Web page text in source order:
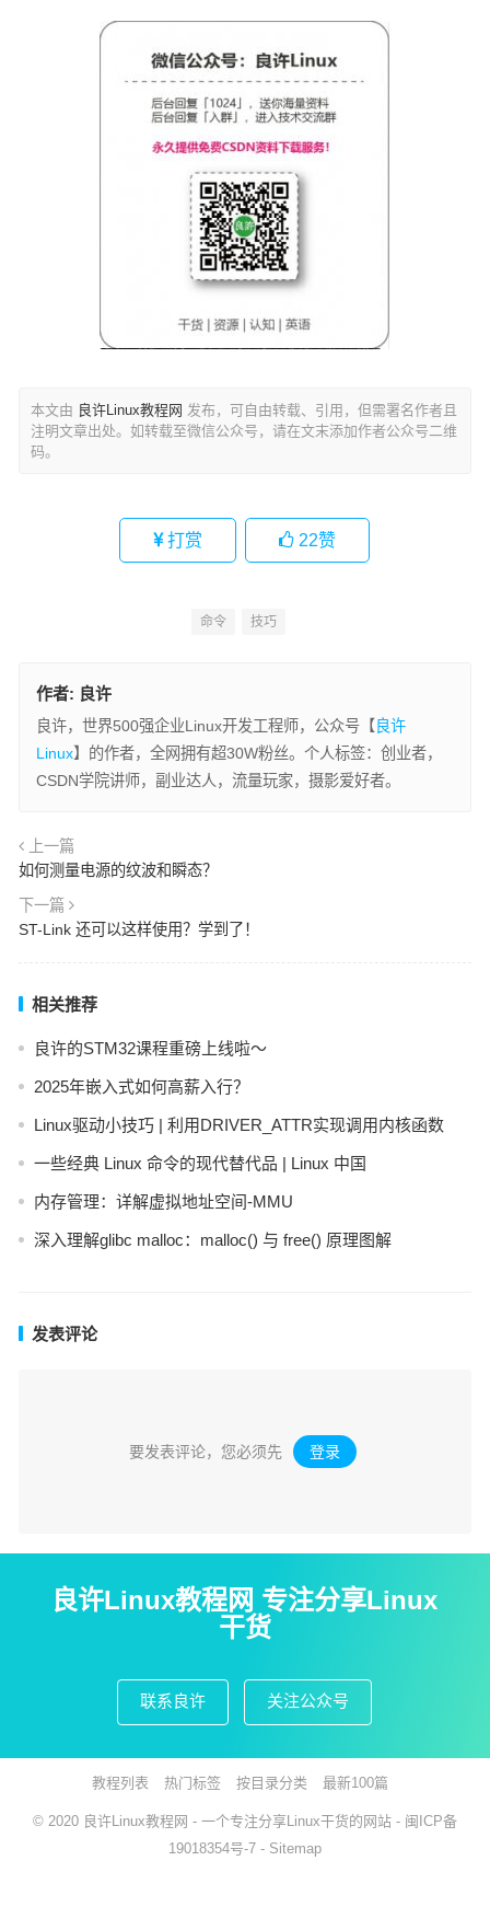
本文由 良许Linux教程网 发布，可自由转载、引用，但需署名作者且
注明文章出处。如转载至微信公众号，请在文末添加作者公众号二维
码。
打赏 22赞
命令 技巧
作者: 良许
良许，世界500强企业Linux开发工程师，公众号【 良许
Linux】的作者，全网拥有超30W粉丝。个人标签：创业者，
CSDN学院讲师，副业达人，流量玩家，摄影爱好者。
上一篇
如何测量电源的纹波和瞬态？
下一篇
ST-Link 还可以这样使用？学到了！
相关推荐
良许的STM32课程重磅上线啦～
2025年嵌入式如何高薪入行？
Linux驱动小技巧 | 利用DRIVER_ATTR实现调用内核函数
一些经典 Linux 命令的现代替代品 | Linux 中国
内存管理：详解虚拟地址空间-MMU
深入理解glibc malloc：malloc() 与 free() 原理图解
发表评论
要发表评论，您必须先 登录 。
良许Linux教程网 专注分享Linux
干货
联系良许 关注公众号
教程列表 热门标签 按目录分类 最新100篇
© 2020 良许Linux教程网 - 一个专注分享Linux干货的网站 - 闽ICP备
19018354号-7 - Sitemap